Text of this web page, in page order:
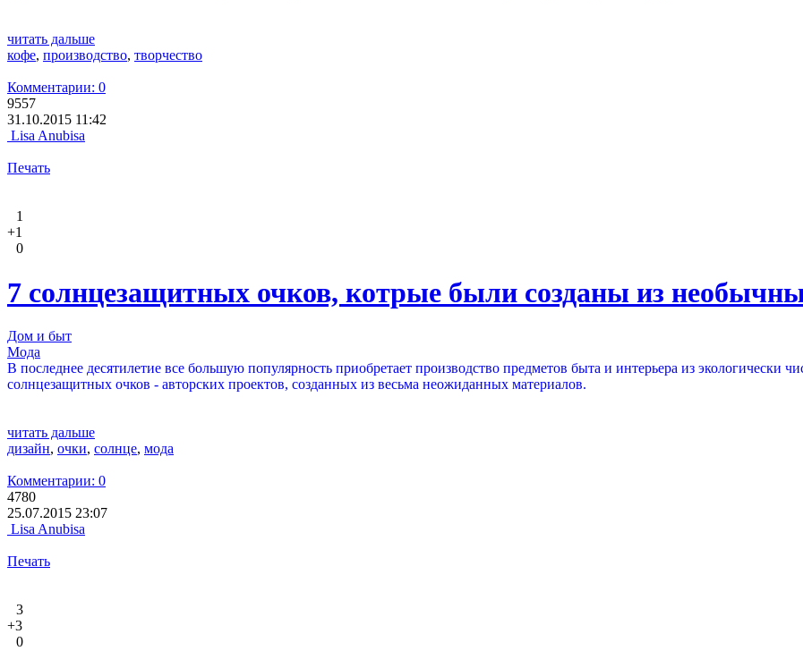
читать дальше
кофе, производство, творчество
Комментарии: 0
9557
31.10.2015 11:42
Lisa Anubisa
Печать
1
+1
0
7 солнцезащитных очков, котрые были созданы из
Дом и быт
Мода
В последнее десятилетие все большую популярность приобретает производство предметов быта и интерьера из экологически
солнцезащитных очков - авторских проектов, созданных из весьма неожиданных материалов.
читать дальше
дизайн, очки, солнце, мода
Комментарии: 0
4780
25.07.2015 23:07
Lisa Anubisa
Печать
3
+3
0